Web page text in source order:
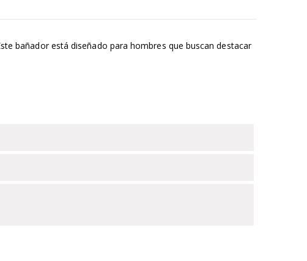
bañador está diseñado para hombres que buscan destacar